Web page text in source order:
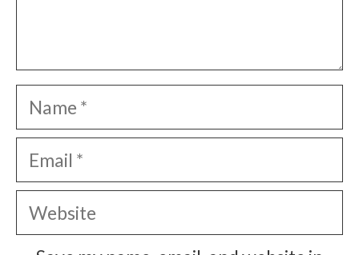
Name
Email
Website